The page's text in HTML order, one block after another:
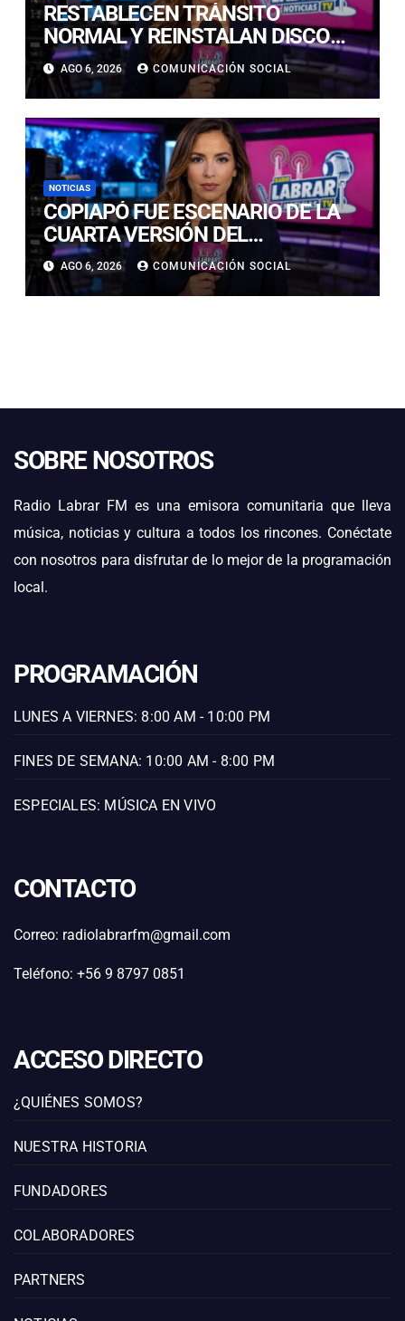
RESTABLECEN TRÁNSITO
NORMAL Y REINSTALAN DISCO
“PARE” TRAS AVANCE DE OBRAS
EN CALLE LUIS FLORES CON JULIO
PRADO
AGO 6, 2026 COMUNICACIÓN SOCIAL
NOTICIAS
COPIAPÓ FUE ESCENARIO DE LA
CUARTA VERSIÓN DEL
CAMPEONATO REGIONAL DE
BANDAS DE GUERRA
ESTUDIANTILES
AGO 6, 2026 COMUNICACIÓN SOCIAL
SOBRE NOSOTROS
Radio Labrar FM es una emisora comunitaria que lleva
música, noticias y cultura a todos los rincones. Conéctate
con nosotros para disfrutar de lo mejor de la programación
local.
PROGRAMACIÓN
LUNES A VIERNES: 8:00 AM - 10:00 PM
FINES DE SEMANA: 10:00 AM - 8:00 PM
ESPECIALES: MÚSICA EN VIVO
CONTACTO
Correo: radiolabrarfm@gmail.com
Teléfono: +56 9 8797 0851
ACCESO DIRECTO
¿QUIÉNES SOMOS?
NUESTRA HISTORIA
FUNDADORES
COLABORADORES
PARTNERS